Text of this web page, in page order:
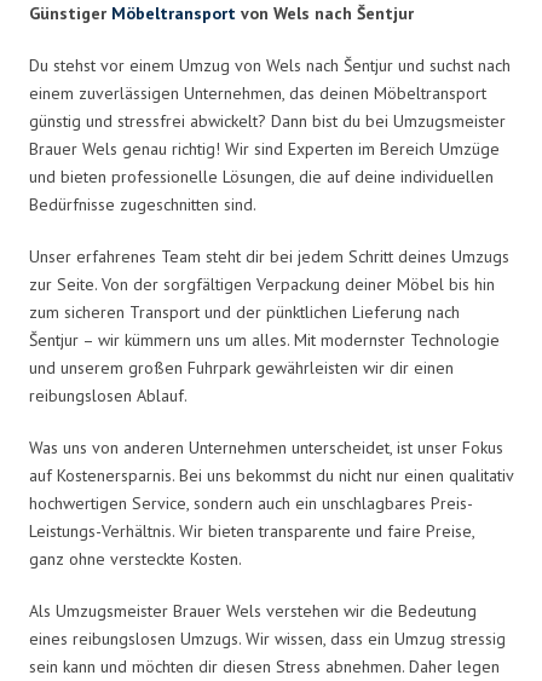
Günstiger Möbeltransport von Wels nach Šentjur
Du stehst vor einem Umzug von Wels nach Šentjur und suchst nach
einem zuverlässigen Unternehmen, das deinen Möbeltransport
günstig und stressfrei abwickelt? Dann bist du bei Umzugsmeister
Brauer Wels genau richtig! Wir sind Experten im Bereich Umzüge
und bieten professionelle Lösungen, die auf deine individuellen
Bedürfnisse zugeschnitten sind.
Unser erfahrenes Team steht dir bei jedem Schritt deines Umzugs
zur Seite. Von der sorgfältigen Verpackung deiner Möbel bis hin
zum sicheren Transport und der pünktlichen Lieferung nach
Šentjur – wir kümmern uns um alles. Mit modernster Technologie
und unserem großen Fuhrpark gewährleisten wir dir einen
reibungslosen Ablauf.
Was uns von anderen Unternehmen unterscheidet, ist unser Fokus
auf Kostenersparnis. Bei uns bekommst du nicht nur einen qualitativ
hochwertigen Service, sondern auch ein unschlagbares Preis-
Leistungs-Verhältnis. Wir bieten transparente und faire Preise,
ganz ohne versteckte Kosten.
Als Umzugsmeister Brauer Wels verstehen wir die Bedeutung
eines reibungslosen Umzugs. Wir wissen, dass ein Umzug stressig
sein kann und möchten dir diesen Stress abnehmen. Daher legen